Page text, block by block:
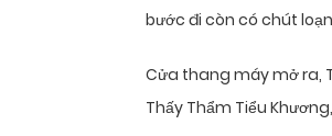
bước đi còn có chút
Cửa thang máy mở ra,
Thấy Thẩm Tiểu